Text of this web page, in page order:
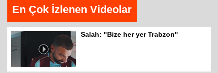
En Çok İzlenen Videolar
Salah: "Bize her yer Trabzon"